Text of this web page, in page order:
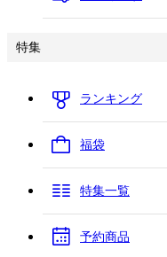
特集
ランキング
福袋
特集一覧
予約商品